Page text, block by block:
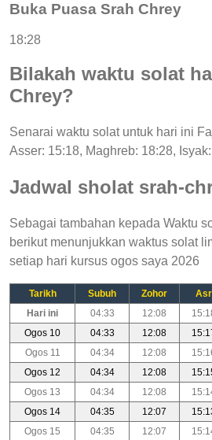
Buka Puasa Srah Chrey
18:28
Bilakah waktu solat
Chrey?
Senarai waktu solat untuk hari ini
Asser: 15:18, Maghreb: 18:28,
Jadwal sholat srah-
Sebagai tambahan kepada Waktu
berikut menunjukkan waktus solat
setiap hari kursus ogos saya 2026
Tarikh Subuh Zohor Asr
Hari ini
04:33 12:08
Ogos 10
04:33 12:08
Ogos 11
04:34 12:08
Ogos 12
04:34 12:08
Ogos 13
04:34 12:08
Ogos 14
04:35 12:07
Ogos 15
04:35 12:07